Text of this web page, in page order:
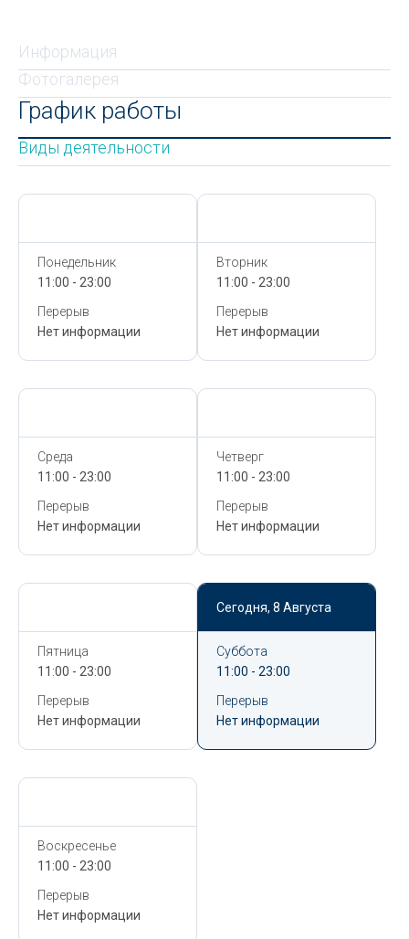
Информация
Фотогалерея
График работы
Виды деятельности
Понедельник
11:00 - 23:00
Перерыв
Нет информации
Вторник
11:00 - 23:00
Перерыв
Нет информации
Среда
11:00 - 23:00
Перерыв
Нет информации
Четверг
11:00 - 23:00
Перерыв
Нет информации
Пятница
11:00 - 23:00
Перерыв
Нет информации
Сегодня, 8 Августа
Суббота
11:00 - 23:00
Перерыв
Нет информации
Воскресенье
11:00 - 23:00
Перерыв
Нет информации